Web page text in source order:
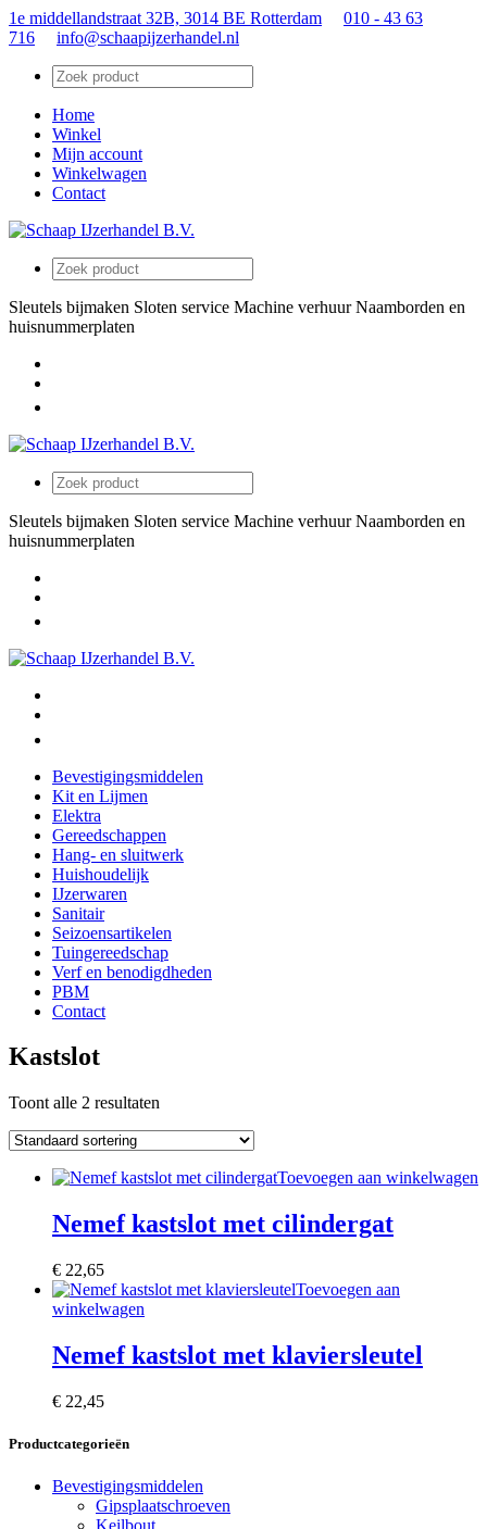
1e middellandstraat 32B, 3014 BE Rotterdam
010 - 43 63
716
info@schaapijzerhandel.nl
Home
Winkel
Mijn account
Winkelwagen
Contact
Sleutels bijmaken Sloten service Machine verhuur Naamborden en
huisnummerplaten
Sleutels bijmaken Sloten service Machine verhuur Naamborden en
huisnummerplaten
Bevestigingsmiddelen
Kit en Lijmen
Elektra
Gereedschappen
Hang- en sluitwerk
Huishoudelijk
IJzerwaren
Sanitair
Seizoensartikelen
Tuingereedschap
Verf en benodigdheden
PBM
Contact
Kastslot
Toont alle 2 resultaten
Toevoegen aan winkelwagen
Nemef kastslot met cilindergat
€ 22,65
Toevoegen aan
winkelwagen
Nemef kastslot met klaviersleutel
€ 22,45
Productcategorieën
Bevestigingsmiddelen
Gipsplaatschroeven